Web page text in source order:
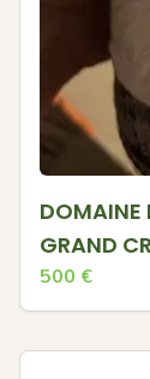
DOMAINE
GRAND
500 €